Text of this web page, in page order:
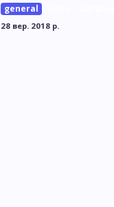
general
28 вер. 2018 р.